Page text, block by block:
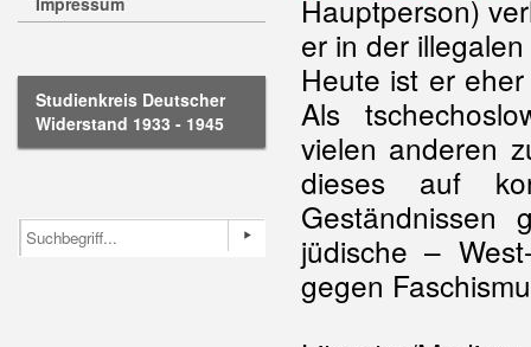
Studienkreis Deutscher
Widerstand 1933 - 1945
Hauptperson)
er in der
Heute ist er
Als
vielen anderen
dieses auf
Geständnissen
jüdische –
gegen